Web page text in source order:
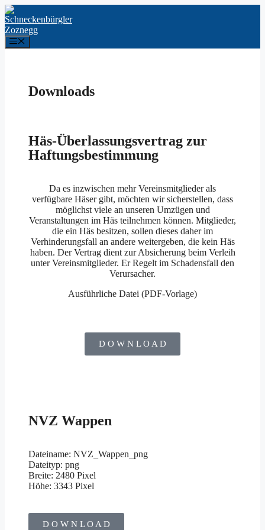
Downloads
Häs-Überlassungsvertrag zur
Haftungsbestimmung
Da es inzwischen mehr Vereinsmitglieder als
verfügbare Häser gibt, möchten wir sicherstellen, dass
möglichst viele an unseren Umzügen und
Veranstaltungen im Häs teilnehmen können. Mitglieder,
die ein Häs besitzen, sollen dieses daher im
Verhinderungsfall an andere weitergeben, die kein Häs
haben. Der Vertrag dient zur Absicherung beim Verleih
unter Vereinsmitglieder. Er Regelt im Schadensfall den
Verursacher.
Ausführliche Datei (PDF-Vorlage)
D O W N L O A D
NVZ Wappen
Dateiname: NVZ_Wappen_png
Dateityp: png
Breite: 2480 Pixel
Höhe: 3343 Pixel
D O W N L O A D